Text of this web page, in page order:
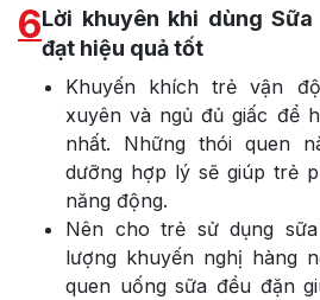
6Lời khuyên khi dùng Sữa
đạt hiệu quả tốt
Khuyến khích trẻ vận
xuyên và ngủ đủ giấc để
nhất. Những thói quen
dưỡng hợp lý sẽ giúp trẻ
năng động.
Nên cho trẻ sử dụng
lượng khuyến nghị hàng
quen uống sữa đều đặn